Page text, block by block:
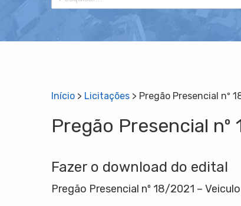
Início > Licitações > Pregão Presencial nº
Pregão Presencial
Fazer o download do edital
Pregão Presencial nº 18/2021 –